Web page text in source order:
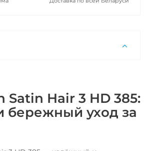
Satin Hair 3 HD 385:
уход за